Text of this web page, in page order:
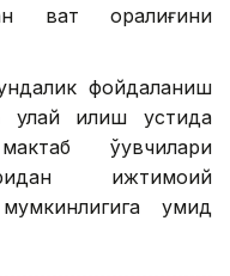
вақт оралиғини
фойдаланиш
қилиш устида
ўқувчилари
ижтимоий
умид